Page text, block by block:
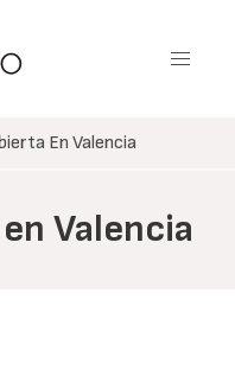
En Valencia
Valencia